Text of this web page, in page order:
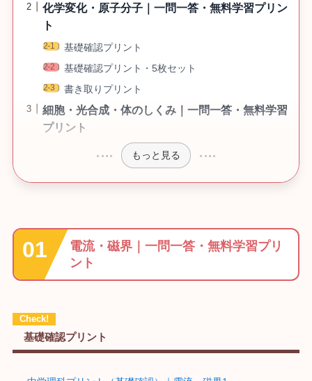
化学変化・原子分子｜一問一答・無料学習プリン
ト
基礎確認プリント
基礎確認プリント・5枚セット
書き取りプリント
細胞・光合成・体のしくみ｜一問一答・無料学習
プリント
もっと見る
電流・磁界｜一問一答・無料学習プリ
ント
基礎確認プリント